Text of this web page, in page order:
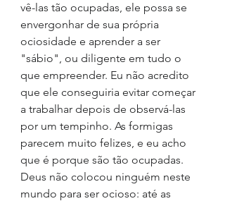
vê-las tão ocupadas, ele possa se
envergonhar de sua própria
ociosidade e aprender a ser
"sábio", ou diligente em tudo o
que empreender. Eu não acredito
que ele conseguiria evitar começar
a trabalhar depois de observá-las
por um tempinho. As formigas
parecem muito felizes, e eu acho
que é porque são tão ocupadas.
Deus não colocou ninguém neste
mundo para ser ocioso: até as